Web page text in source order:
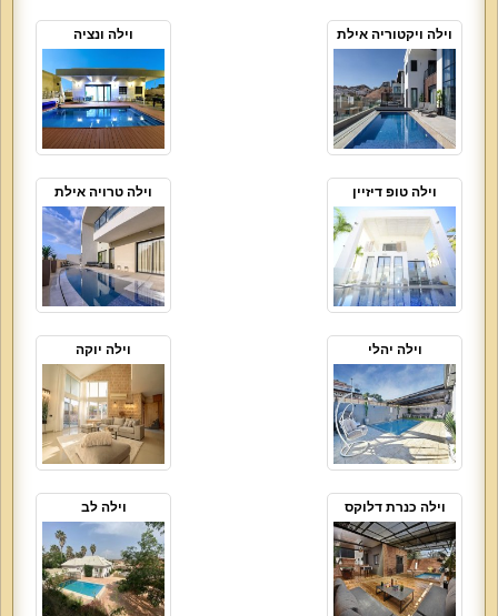
וילה ויקטוריה אילת וילה ונציה
וילה טופ דיזיין וילה טרויה אילת
וילה יהלי וילה יוקה
וילה כנרת דלוקס וילה לב